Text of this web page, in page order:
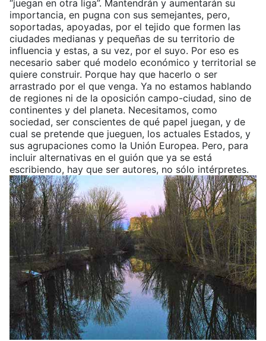
“juegan en otra liga”. Mantendrán y aumentarán su
importancia, en pugna con sus semejantes, pero,
soportadas, apoyadas, por el tejido que formen las
ciudades medianas y pequeñas de su territorio de
influencia y estas, a su vez, por el suyo. Por eso es
necesario saber qué modelo económico y territorial se
quiere construir. Porque hay que hacerlo o ser
arrastrado por el que venga. Ya no estamos hablando
de regiones ni de la oposición campo-ciudad, sino de
continentes y del planeta. Necesitamos, como
sociedad, ser conscientes de qué papel juegan, y de
cual se pretende que jueguen, los actuales Estados, y
sus agrupaciones como la Unión Europea. Pero, para
incluir alternativas en el guión que ya se está
escribiendo, hay que ser autores, no sólo intérpretes.